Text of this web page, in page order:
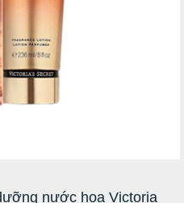
nước hoa Victoria